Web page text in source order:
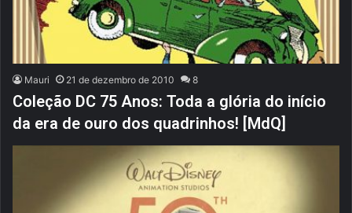
Mauri 21 de dezembro de 2010 8
Coleção DC 75 Anos: Toda a glória do início
da era de ouro dos quadrinhos! [MdQ]